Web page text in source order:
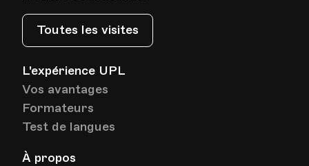
Toutes les visites
L'expérience UPL
Vos avantages
Formateurs
Test de langues
À propos